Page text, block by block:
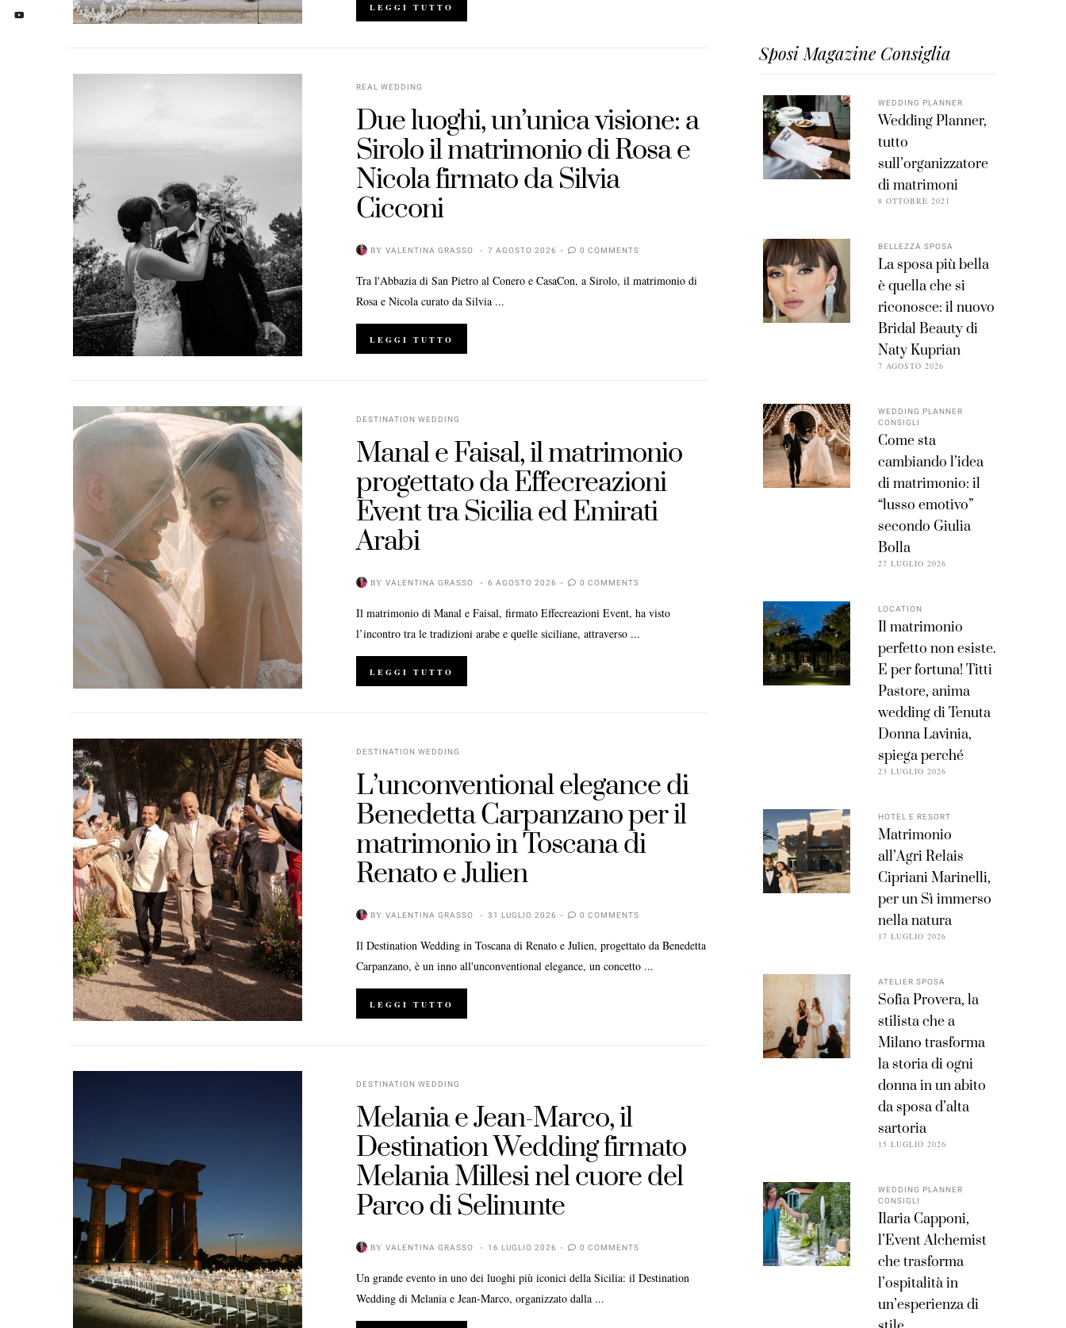
LEGGI TUTTO
REAL WEDDING
Due luoghi, un’unica visione: a
Sirolo il matrimonio di Rosa e
Nicola firmato da Silvia
Cicconi
BYVALENTINA GRASSO 7 AGOSTO 2026 0 COMMENTS
Tra l'Abbazia di San Pietro al Conero e CasaCon, a Sirolo, il matrimonio di
Rosa e Nicola curato da Silvia ...
LEGGI TUTTO
DESTINATION WEDDING
Manal e Faisal, il matrimonio
progettato da Effecreazioni
Event tra Sicilia ed Emirati
Arabi
BYVALENTINA GRASSO 6 AGOSTO 2026 0 COMMENTS
Il matrimonio di Manal e Faisal, firmato Effecreazioni Event, ha visto
l’incontro tra le tradizioni arabe e quelle siciliane, attraverso ...
LEGGI TUTTO
DESTINATION WEDDING
L’unconventional elegance di
Benedetta Carpanzano per il
matrimonio in Toscana di
Renato e Julien
BYVALENTINA GRASSO 31 LUGLIO 2026 0 COMMENTS
Il Destination Wedding in Toscana di Renato e Julien, progettato da Benedetta
Carpanzano, è un inno all'unconventional elegance, un concetto ...
LEGGI TUTTO
DESTINATION WEDDING
Melania e Jean-Marco, il
Destination Wedding firmato
Melania Millesi nel cuore del
Parco di Selinunte
BYVALENTINA GRASSO 16 LUGLIO 2026 0 COMMENTS
Un grande evento in uno dei luoghi più iconici della Sicilia: il Destination
Wedding di Melania e Jean-Marco, organizzato dalla ...
Sposi Magazine Consiglia
WEDDING PLANNER
Wedding Planner,
tutto
sull’organizzatore
di matrimoni
8 OTTOBRE 2021
BELLEZZA SPOSA
La sposa più bella
è quella che si
riconosce: il nuovo
Bridal Beauty di
Naty Kuprian
7 AGOSTO 2026
WEDDING PLANNER
CONSIGLI
Come sta
cambiando l’idea
di matrimonio: il
“lusso emotivo”
secondo Giulia
Bolla
27 LUGLIO 2026
LOCATION
Il matrimonio
perfetto non esiste.
E per fortuna! Titti
Pastore, anima
wedding di Tenuta
Donna Lavinia,
spiega perché
23 LUGLIO 2026
HOTEL E RESORT
Matrimonio
all’Agri Relais
Cipriani Marinelli,
per un Sì immerso
nella natura
17 LUGLIO 2026
ATELIER SPOSA
Sofia Provera, la
stilista che a
Milano trasforma
la storia di ogni
donna in un abito
da sposa d’alta
sartoria
15 LUGLIO 2026
WEDDING PLANNER
CONSIGLI
Ilaria Capponi,
l’Event Alchemist
che trasforma
l’ospitalità in
un’esperienza di